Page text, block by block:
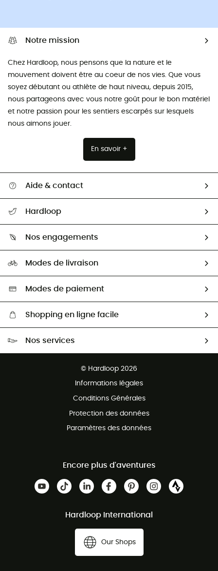
Notre mission
Chez Hardloop, nous pensons que la nature et le
mouvement doivent être au coeur de nos vies. Que vous
soyez débutant ou athlète de haut niveau, depuis 2015,
nous partageons avec vous notre goût pour le bon matériel
et notre passion pour les sentiers escarpés sur lesquels
nous aimons jouer.
En savoir +
Aide & contact
Retour & remboursement
Guide des tailles
Seconde Main
Aide & Contact
Hardloop
HardGuides
Nos engagements
Sélection éco-responsable
Modes de livraison
Modes de paiement
Shopping en ligne facile
Nos services
© Hardloop 2026
Informations légales
Conditions Générales
Protection des données
Paramètres des données
Encore plus d'aventures
Hardloop International
Our Shops